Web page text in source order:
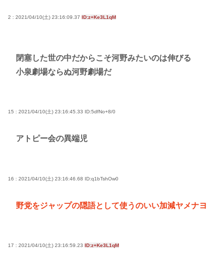
2 : 2021/04/10(土) 23:16:09.37 ID:z+Ke3L1qM
閉塞した世の中だからこそ河野みたいのは伸びる
小泉劇場ならぬ河野劇場だ
15 : 2021/04/10(土) 23:16:45.33 ID:5dfNo+8/0
アトピー会の異端児
16 : 2021/04/10(土) 23:16:46.68 ID:q1bTshOw0
野党をジャップの隠語として使うのいい加減ヤメナヨ
17 : 2021/04/10(土) 23:16:59.23 ID:z+Ke3L1qM